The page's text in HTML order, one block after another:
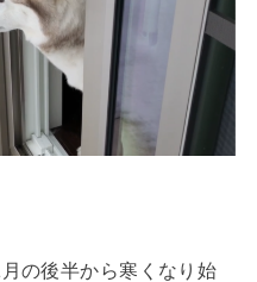
の後半から寒くなり始